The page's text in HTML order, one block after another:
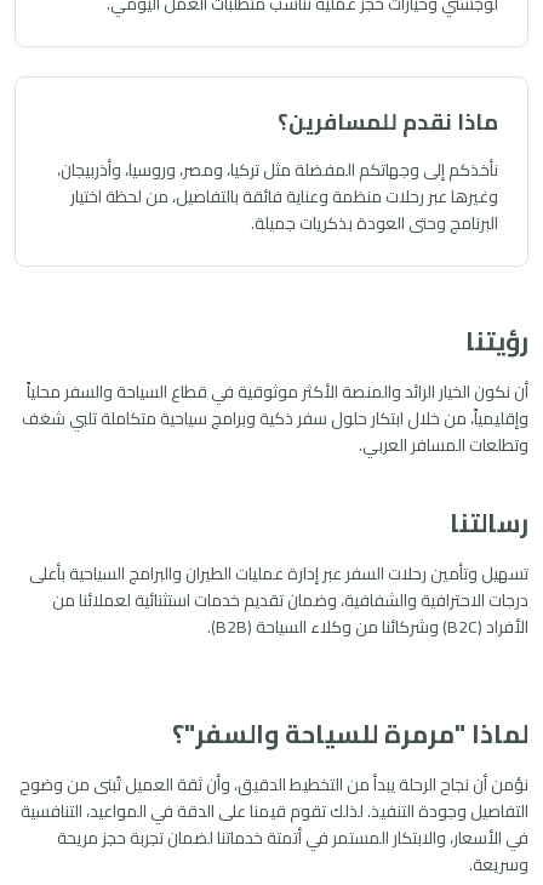
ماذا نقدم للمسافرين؟
نأخذكم إلى وجهاتكم المفضلة مثل تركيا، ومصر، وروسيا، وأذربيجان،
وغيرها عبر رحلات منظمة وعناية فائقة بالتفاصيل، من لحظة اختيار
البرنامج وحتى العودة بذكريات جميلة.
رؤيتنا
أن نكون الخيار الرائد والمنصة الأكثر موثوقية في قطاع السياحة والسفر محلياً
وإقليمياً، من خلال ابتكار حلول سفر ذكية وبرامج سياحية متكاملة تلبي شغف
وتطلعات المسافر العربي.
رسالتنا
تسهيل وتأمين رحلات السفر عبر إدارة عمليات الطيران والبرامج السياحية بأعلى
درجات الاحترافية والشفافية، وضمان تقديم خدمات استثنائية لعملائنا من
الأفراد (B2C) وشركائنا من وكلاء السياحة (B2B).
لماذا "مرمرة للسياحة والسفر"؟
نؤمن أن نجاح الرحلة يبدأ من التخطيط الدقيق، وأن ثقة العميل تُبنى من وضوح
التفاصيل وجودة التنفيذ. لذلك تقوم قيمنا على الدقة في المواعيد، التنافسية
في الأسعار، والابتكار المستمر في أتمتة خدماتنا لضمان تجربة حجز مريحة
وسريعة.